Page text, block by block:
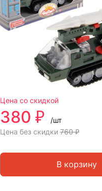
Цена со скидкой
380 ₽
/шт
Цена без скидки 760 ₽
В корзину